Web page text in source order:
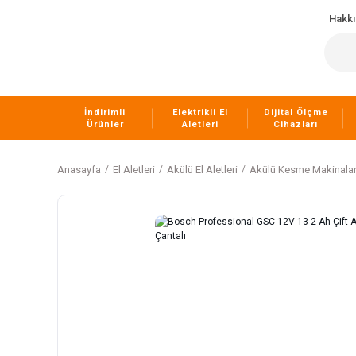
İndirimli
Ürünler
Elektrikli El
Aletleri
Dijital Ölçme
Cihazları
Anasayfa El Aletleri Akülü El Aletleri Akülü Kesme